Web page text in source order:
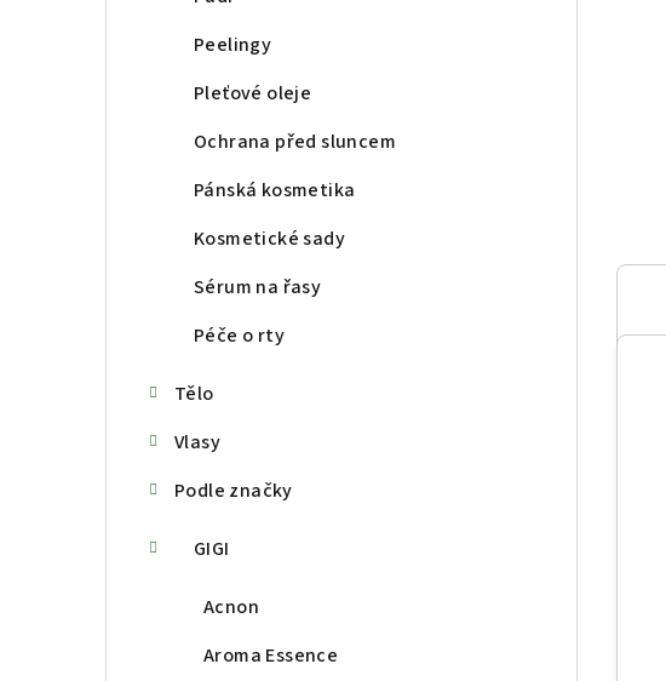
Peelingy
Pleťové oleje
Ochrana před sluncem
Pánská kosmetika
Kosmetické sady
Sérum na řasy
Péče o rty
Tělo
Vlasy
Podle značky
GIGI
Acnon
Aroma Essence